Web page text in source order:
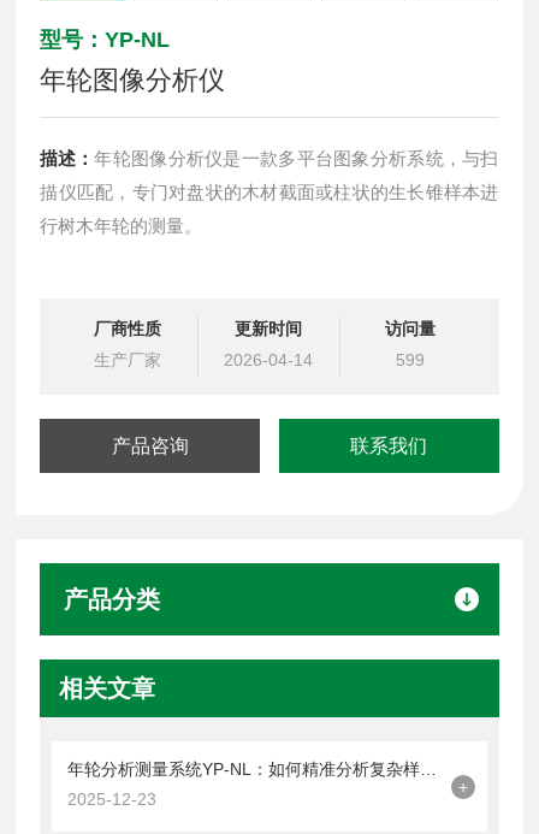
型号：YP-NL
年轮图像分析仪
描述：年轮图像分析仪是一款多平台图象分析系统，与扫
描仪匹配，专门对盘状的木材截面或柱状的生长锥样本进
行树木年轮的测量。
厂商性质
生产厂家
更新时间
2026-04-14
访问量
599
产品咨询 联系我们
产品分类
相关文章
年轮分析测量系统YP-NL：如何精准分析复杂样本？
2025-12-23
+